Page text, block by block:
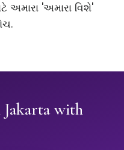
અમારા 'અમારા વિશે'
with